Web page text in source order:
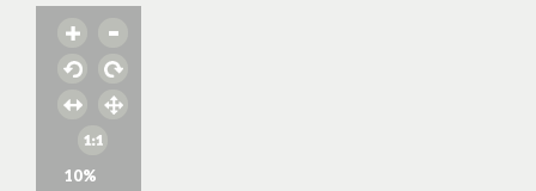
10%